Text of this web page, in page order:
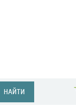
НАЙТИ